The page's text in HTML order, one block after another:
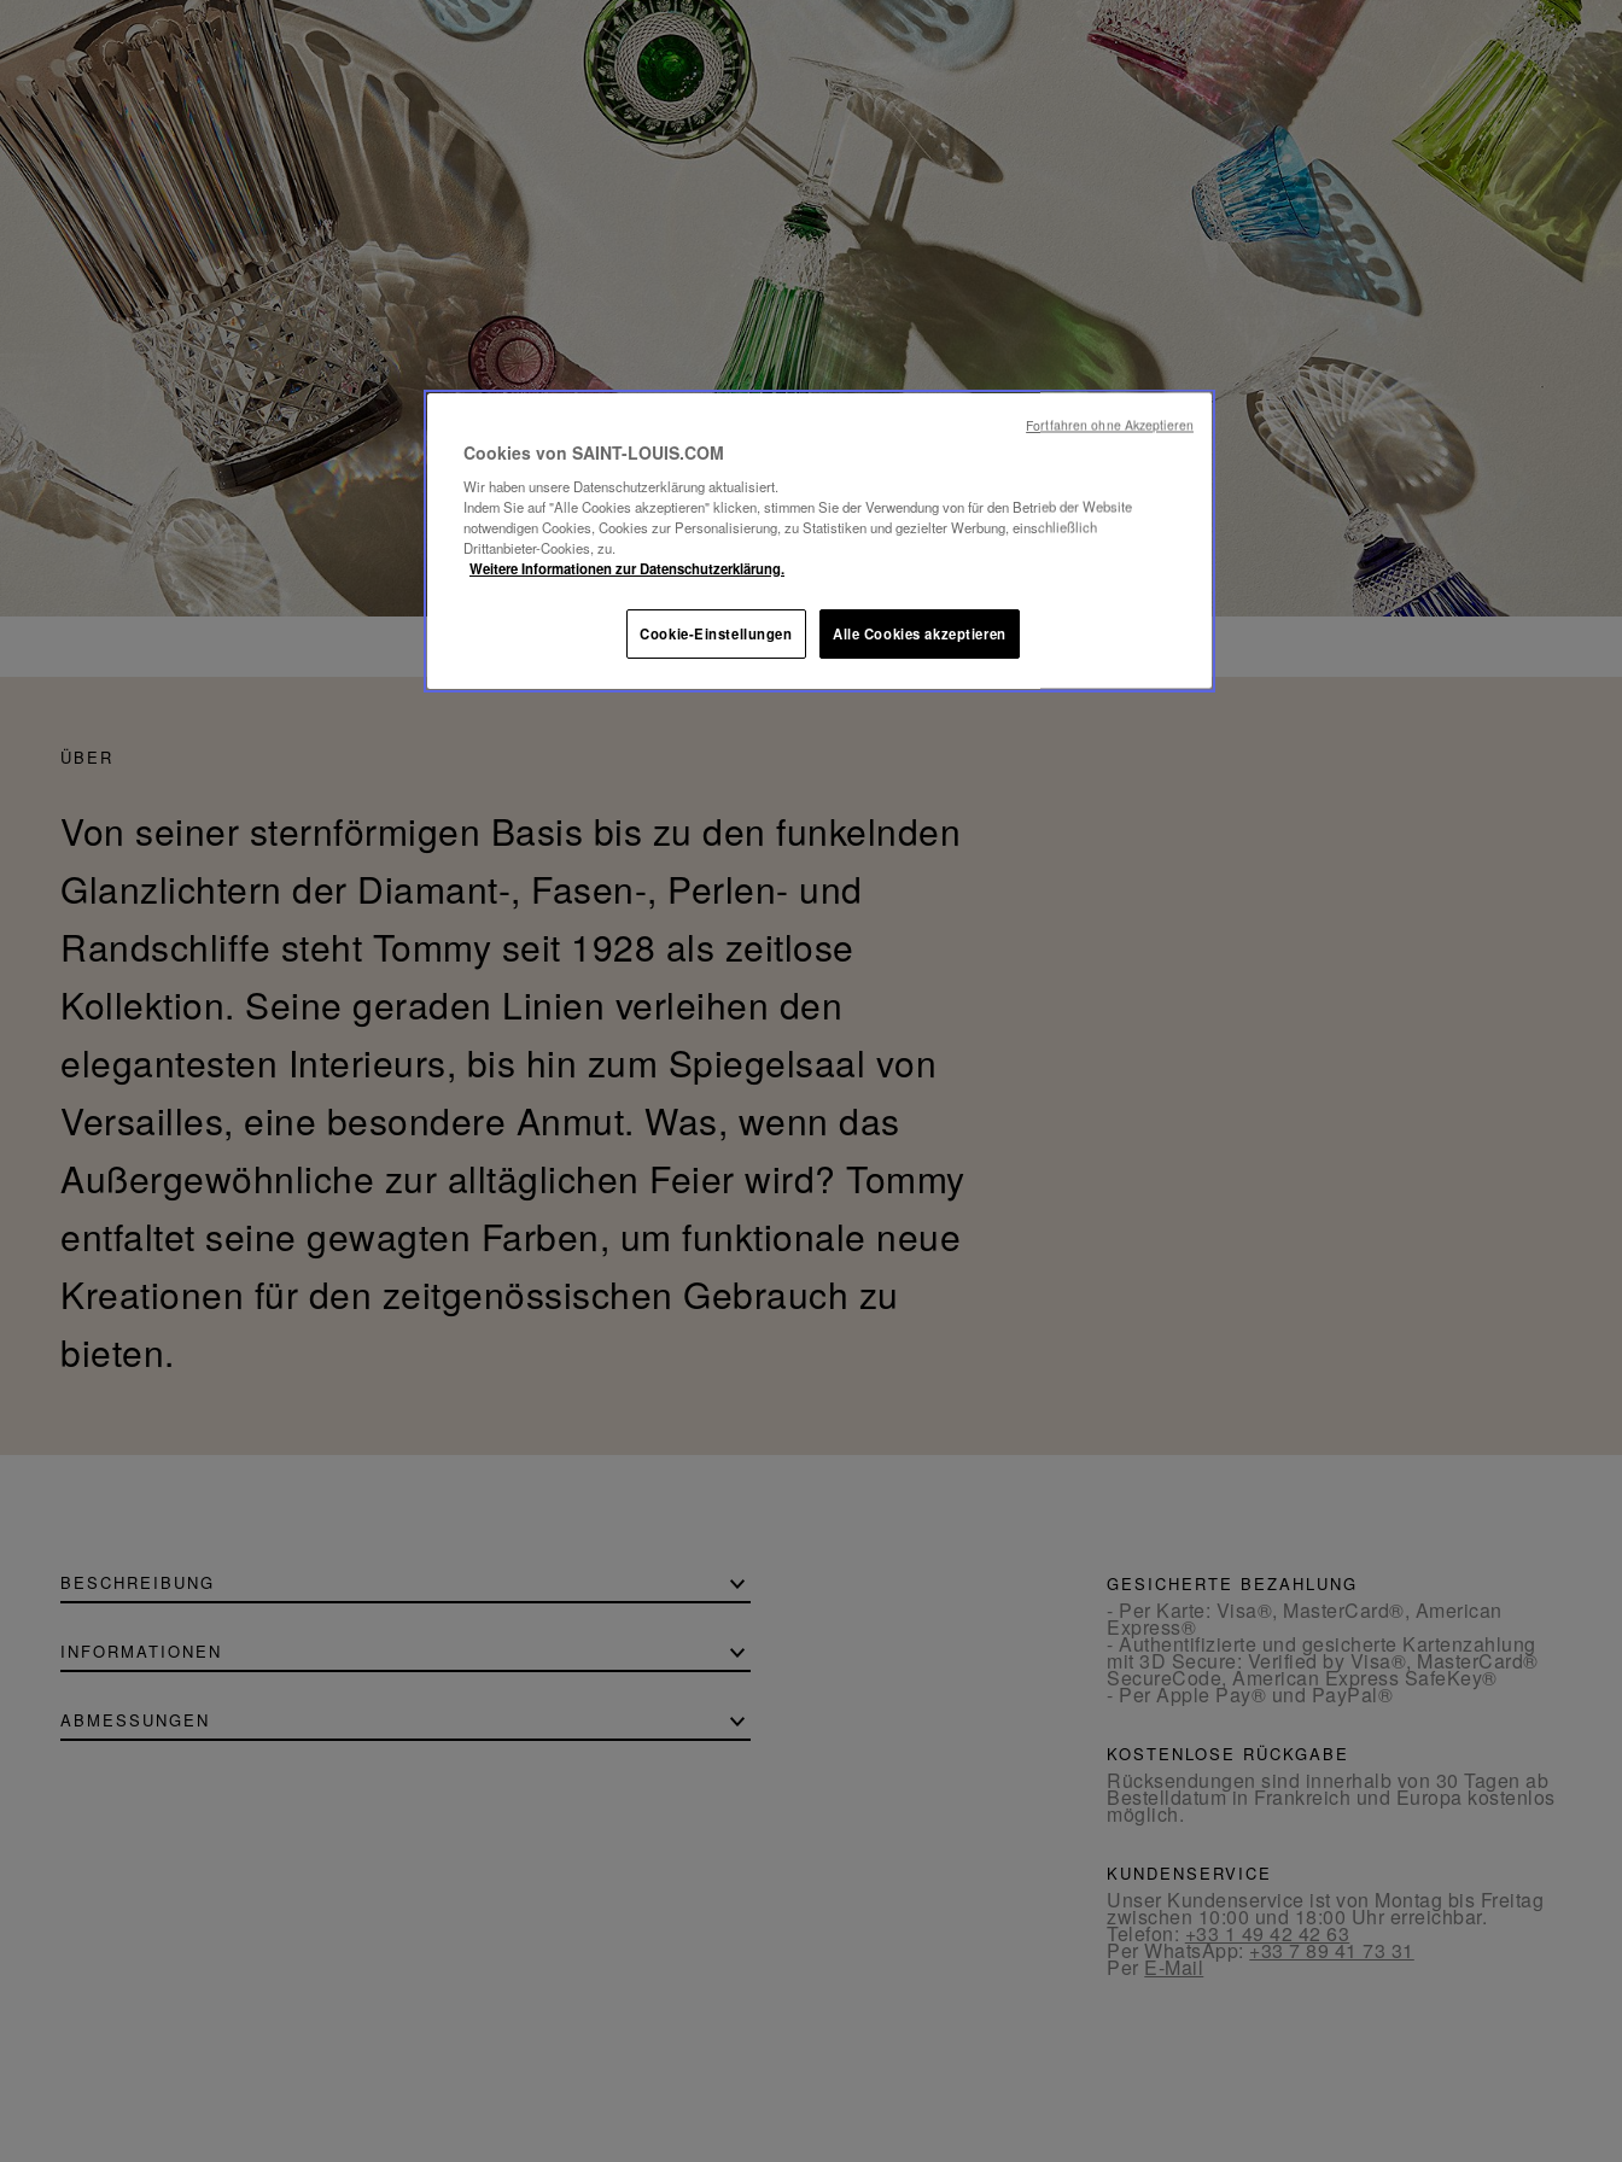
ÜBER
Von seiner sternförmigen Basis bis zu den funkelnden
Glanzlichtern der Diamant-, Fasen-, Perlen- und
Randschliffe steht Tommy seit 1928 als zeitlose
Kollektion. Seine geraden Linien verleihen den
elegantesten Interieurs, bis hin zum Spiegelsaal von
Versailles, eine besondere Anmut. Was, wenn das
Außergewöhnliche zur alltäglichen Feier wird? Tommy
entfaltet seine gewagten Farben, um funktionale neue
Kreationen für den zeitgenössischen Gebrauch zu
bieten.
BESCHREIBUNG
INFORMATIONEN
ABMESSUNGEN
GESICHERTE BEZAHLUNG
- Per Karte: Visa®, MasterCard®, American
Express®
- Authentifizierte und gesicherte Kartenzahlung
mit 3D Secure: Verified by Visa®, MasterCard®
SecureCode, American Express SafeKey®
- Per Apple Pay® und PayPal®
KOSTENLOSE RÜCKGABE
Rücksendungen sind innerhalb von 30 Tagen ab
Bestelldatum in Frankreich und Europa kostenlos
möglich.
KUNDENSERVICE
Unser Kundenservice ist von Montag bis Freitag
zwischen 10:00 und 18:00 Uhr erreichbar.
Telefon:+33 1 49 42 42 63
Per WhatsApp:+33 7 89 41 73 31
Per E-Mail
Cookies von SAINT-LOUIS.COM
Wir haben unsere Datenschutzerklärung aktualisiert.
Indem Sie auf "Alle Cookies akzeptieren" klicken, stimmen Sie der Verwendung von für den Betrieb der Website
notwendigen Cookies, Cookies zur Personalisierung, zu Statistiken und gezielter Werbung, einschließlich
Drittanbieter-Cookies, zu.
Weitere Informationen zur Datenschutzerklärung.
Cookie-Einstellungen Alle Cookies akzeptieren
Fortfahren ohne Akzeptieren